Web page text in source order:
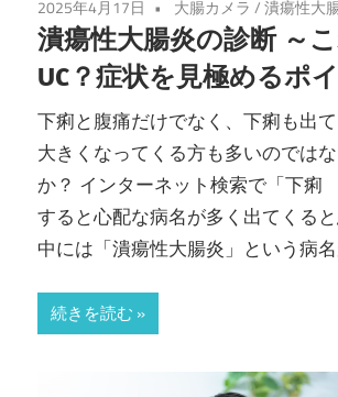
2025年4月17日 大腸カメラ /潰瘍性大
潰瘍性大腸炎の診断 ～
UC？症状を見極めるポ
下痢と腹痛だけでなく、下痢も出
大きくなってくる方も多いのでは
か？ インターネット検索で「下
すると心配な病名が多く出てくる
中には「潰瘍性大腸炎」という病
続きを読む